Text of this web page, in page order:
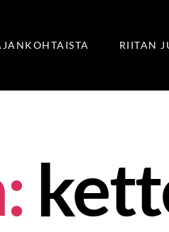
RIITAN